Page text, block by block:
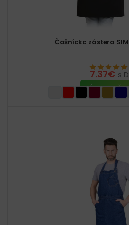
Čašnícka zástera
7.37€ s
VÝBER